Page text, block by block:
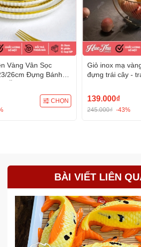
Vàng Vân Sọc
26cm Đựng Bánh
CHỌN
Giỏ inox mạ
đựng trái cây -
139.000₫
245.000₫ -43%
BÀI VIẾT LIÊN